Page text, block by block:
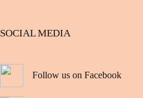
SOCIAL MEDIA
Follow us on Facebook